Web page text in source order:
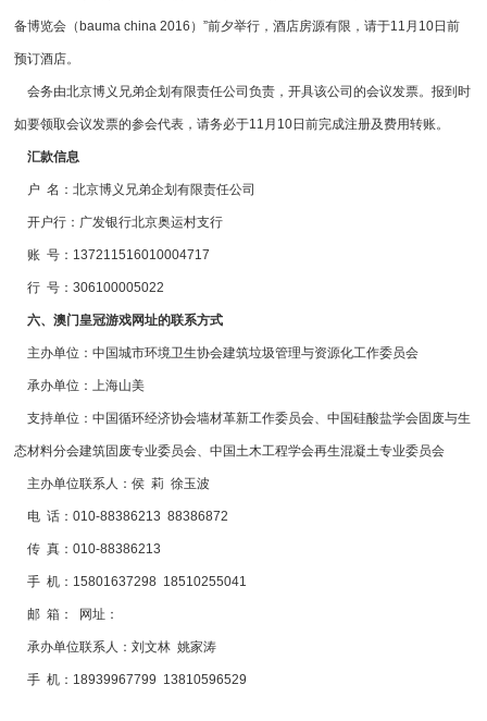
备博览会（bauma china 2016）”前夕举行，酒店房源有限，请于11月10日前
预订酒店。
会务由北京博义兄弟企划有限责任公司负责，开具该公司的会议发票。报到时
如要领取会议发票的参会代表，请务必于11月10日前完成注册及费用转账。
汇款信息
户 名：北京博义兄弟企划有限责任公司
开户行：广发银行北京奥运村支行
账 号：137211516010004717
行 号：306100005022
六、澳门皇冠游戏网址的联系方式
主办单位：中国城市环境卫生协会建筑垃圾管理与资源化工作委员会
承办单位：上海山美
支持单位：中国循环经济协会墙材革新工作委员会、中国硅酸盐学会固废与生
态材料分会建筑固废专业委员会、中国土木工程学会再生混凝土专业委员会
主办单位联系人：侯 莉 徐玉波
电 话：010-88386213 88386872
传 真：010-88386213
手 机：15801637298 18510255041
邮 箱： 网址：
承办单位联系人：刘文林 姚家涛
手 机：18939967799 13810596529